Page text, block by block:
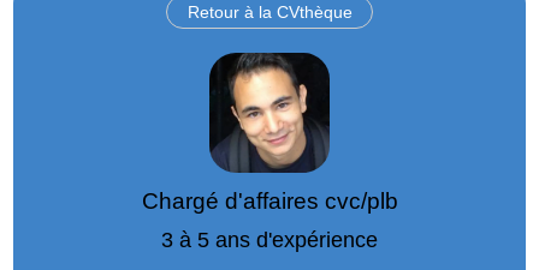
Retour à la CVthèque
Chargé d'affaires cvc/plb
3 à 5 ans d'expérience